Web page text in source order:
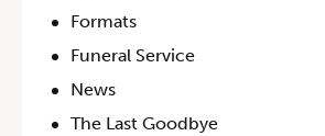
Formats
Funeral Service
News
The Last Goodbye